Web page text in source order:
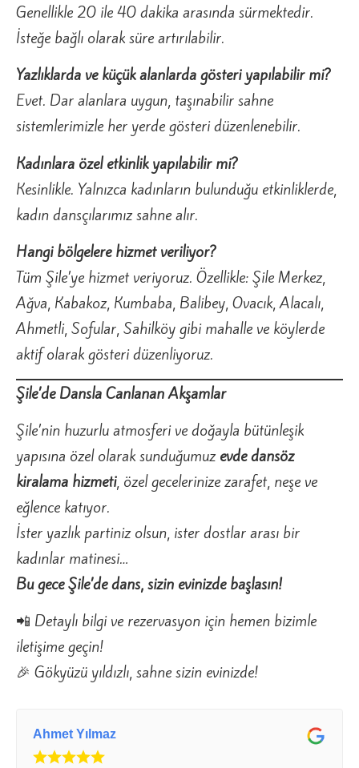
Genellikle 20 ile 40 dakika arasında sürmektedir.
İsteğe bağlı olarak süre artırılabilir.
Yazlıklarda ve küçük alanlarda gösteri yapılabilir mi?
Evet. Dar alanlara uygun, taşınabilir sahne
sistemlerimizle her yerde gösteri düzenlenebilir.
Kadınlara özel etkinlik yapılabilir mi?
Kesinlikle. Yalnızca kadınların bulunduğu etkinliklerde,
kadın dansçılarımız sahne alır.
Hangi bölgelere hizmet veriliyor?
Tüm Şile’ye hizmet veriyoruz. Özellikle: Şile Merkez,
Ağva, Kabakoz, Kumbaba, Balibey, Ovacık, Alacalı,
Ahmetli, Sofular, Sahilköy gibi mahalle ve köylerde
aktif olarak gösteri düzenliyoruz.
Şile’de Dansla Canlanan Akşamlar
Şile’nin huzurlu atmosferi ve doğayla bütünleşik
yapısına özel olarak sunduğumuz evde dansöz
kiralama hizmeti, özel gecelerinize zarafet, neşe ve
eğlence katıyor.
İster yazlık partiniz olsun, ister dostlar arası bir
kadınlar matinesi…
Bu gece Şile’de dans, sizin evinizde başlasın!
📲 Detaylı bilgi ve rezervasyon için hemen bizimle
iletişime geçin!
🎉 Gökyüzü yıldızlı, sahne sizin evinizde!
Ahmet Yılmaz